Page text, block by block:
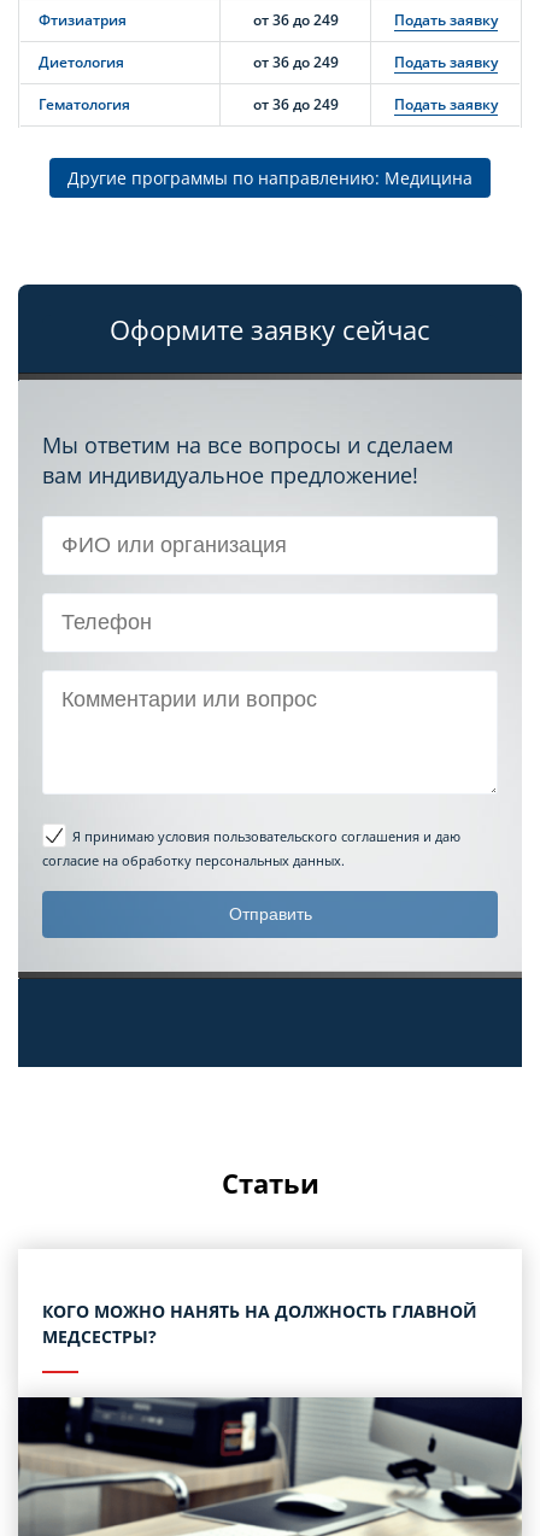
Фтизиатрия от 36 до 249 Подать заявку
Диетология от 36 до 249 Подать заявку
Гематология от 36 до 249 Подать заявку
Другие программы по направлению: Медицина
Оформите заявку сейчас
Мы ответим на все вопросы и сделаем
вам индивидуальное предложение!
Я принимаю условия пользовательского соглашения и даю
согласие на обработку персональных данных.
Статьи
КОГО МОЖНО НАНЯТЬ НА ДОЛЖНОСТЬ ГЛАВНОЙ
МЕДСЕСТРЫ?